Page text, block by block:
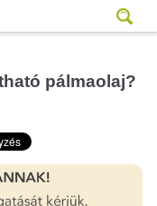
pálmaolaj?